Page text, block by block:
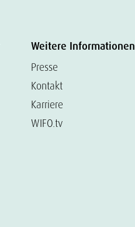
Weitere Informationen
Presse
Kontakt
Karriere
WIFO.tv